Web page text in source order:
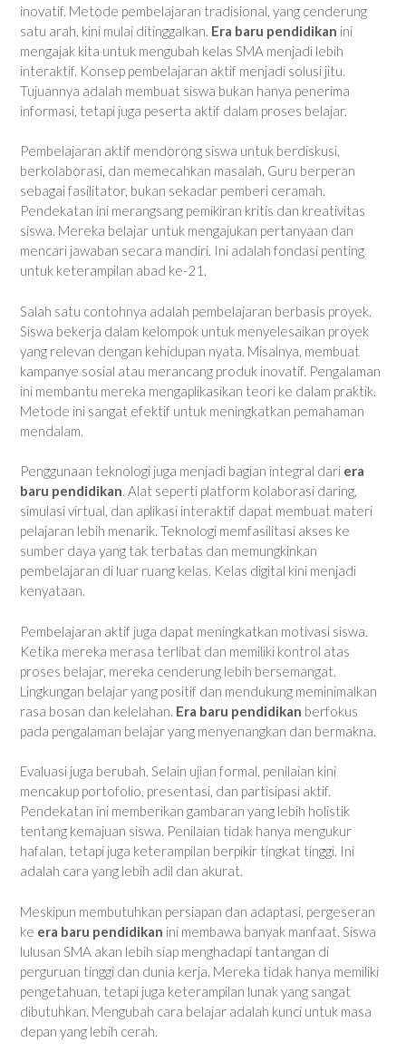
inovatif. Metode pembelajaran tradisional, yang cenderung
satu arah, kini mulai ditinggalkan. Era baru pendidikan ini
mengajak kita untuk mengubah kelas SMA menjadi lebih
interaktif. Konsep pembelajaran aktif menjadi solusi jitu.
Tujuannya adalah membuat siswa bukan hanya penerima
informasi, tetapi juga peserta aktif dalam proses belajar.
Pembelajaran aktif mendorong siswa untuk berdiskusi,
berkolaborasi, dan memecahkan masalah. Guru berperan
sebagai fasilitator, bukan sekadar pemberi ceramah.
Pendekatan ini merangsang pemikiran kritis dan kreativitas
siswa. Mereka belajar untuk mengajukan pertanyaan dan
mencari jawaban secara mandiri. Ini adalah fondasi penting
untuk keterampilan abad ke-21.
Salah satu contohnya adalah pembelajaran berbasis proyek.
Siswa bekerja dalam kelompok untuk menyelesaikan proyek
yang relevan dengan kehidupan nyata. Misalnya, membuat
kampanye sosial atau merancang produk inovatif. Pengalaman
ini membantu mereka mengaplikasikan teori ke dalam praktik.
Metode ini sangat efektif untuk meningkatkan pemahaman
mendalam.
Penggunaan teknologi juga menjadi bagian integral dari era
baru pendidikan. Alat seperti platform kolaborasi daring,
simulasi virtual, dan aplikasi interaktif dapat membuat materi
pelajaran lebih menarik. Teknologi memfasilitasi akses ke
sumber daya yang tak terbatas dan memungkinkan
pembelajaran di luar ruang kelas. Kelas digital kini menjadi
kenyataan.
Pembelajaran aktif juga dapat meningkatkan motivasi siswa.
Ketika mereka merasa terlibat dan memiliki kontrol atas
proses belajar, mereka cenderung lebih bersemangat.
Lingkungan belajar yang positif dan mendukung meminimalkan
rasa bosan dan kelelahan. Era baru pendidikan berfokus
pada pengalaman belajar yang menyenangkan dan bermakna.
Evaluasi juga berubah. Selain ujian formal, penilaian kini
mencakup portofolio, presentasi, dan partisipasi aktif.
Pendekatan ini memberikan gambaran yang lebih holistik
tentang kemajuan siswa. Penilaian tidak hanya mengukur
hafalan, tetapi juga keterampilan berpikir tingkat tinggi. Ini
adalah cara yang lebih adil dan akurat.
Meskipun membutuhkan persiapan dan adaptasi, pergeseran
ke era baru pendidikan ini membawa banyak manfaat. Siswa
lulusan SMA akan lebih siap menghadapi tantangan di
perguruan tinggi dan dunia kerja. Mereka tidak hanya memiliki
pengetahuan, tetapi juga keterampilan lunak yang sangat
dibutuhkan. Mengubah cara belajar adalah kunci untuk masa
depan yang lebih cerah.